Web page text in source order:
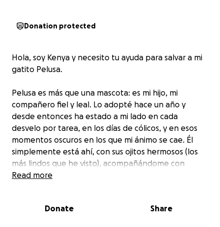
Donation protected
Hola, soy Kenya y necesito tu ayuda para salvar a mi
gatito Pelusa.
Pelusa es más que una mascota: es mi hijo, mi
compañero fiel y leal. Lo adopté hace un año y
desde entonces ha estado a mi lado en cada
desvelo por tarea, en los días de cólicos, y en esos
momentos oscuros en los que mi ánimo se cae. Él
simplemente está ahí, con sus ojitos hermosos (los
más lindos que he visto), acompañándome con
ternura y sin pedir nada a cambio.
regresó, vomitó sangre con espuma. Lo llevé de
Read more
Donate Share